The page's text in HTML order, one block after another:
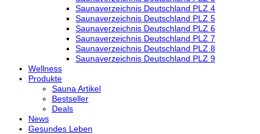
Saunaverzeichnis Deutschland PLZ 4
Saunaverzeichnis Deutschland PLZ 5
Saunaverzeichnis Deutschland PLZ 6
Saunaverzeichnis Deutschland PLZ 7
Saunaverzeichnis Deutschland PLZ 8
Saunaverzeichnis Deutschland PLZ 9
Wellness
Produkte
Sauna Artikel
Bestseller
Deals
News
Gesundes Leben